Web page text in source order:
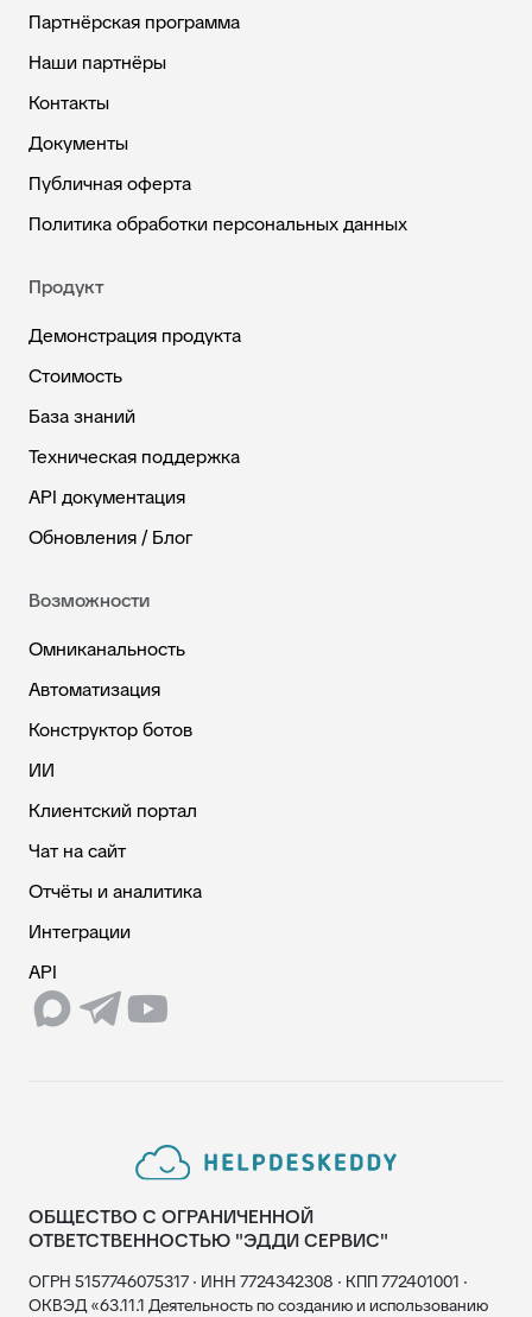
Партнёрская программа
Наши партнёры
Контакты
Документы
Публичная оферта
Политика обработки персональных данных
Продукт
Демонстрация продукта
Стоимость
База знаний
Техническая поддержка
API документация
Обновления / Блог
Возможности
Омниканальность
Автоматизация
Конструктор ботов
ИИ
Клиентский портал
Чат на сайт
Отчёты и аналитика
Интеграции
API
ОБЩЕСТВО С ОГРАНИЧЕННОЙ
ОТВЕТСТВЕННОСТЬЮ "ЭДДИ СЕРВИС"
ОГРН 5157746075317 · ИНН 7724342308 · КПП 772401001 ·
ОКВЭД «63.11.1 Деятельность по созданию и использованию